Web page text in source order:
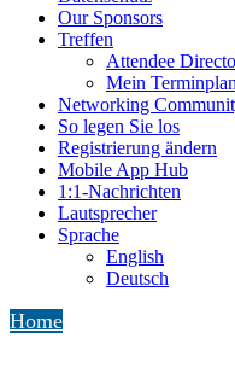
Our Sponsors
Treffen
Attendee
Mein Terminplan
Networking
So legen Sie los
Registrierung ändern
Mobile App Hub
1:1-Nachrichten
Lautsprecher
Sprache
English
Deutsch
Home